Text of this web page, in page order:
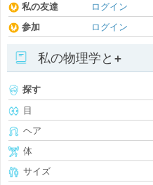
私の友達
ログイン
参加
ログイン
私の物理学と+
探す
目
ヘア
体
サイズ